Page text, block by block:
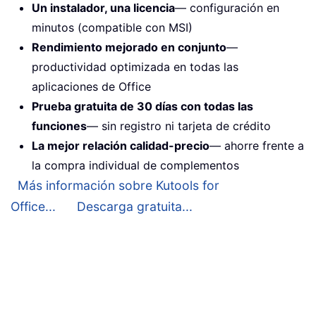
Un instalador, una licencia— configuración en
minutos (compatible con MSI)
Rendimiento mejorado en conjunto—
productividad optimizada en todas las
aplicaciones de Office
Prueba gratuita de 30 días con todas las
funciones— sin registro ni tarjeta de crédito
La mejor relación calidad-precio— ahorre frente a
la compra individual de complementos
Más información sobre Kutools for
Office...
Descarga gratuita...